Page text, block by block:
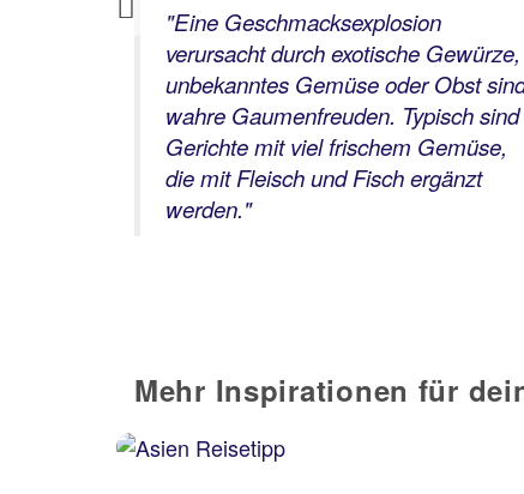
Previous
"Eine Geschmacksexplosion
verursacht durch exotische Gewürze,
unbekanntes Gemüse oder Obst
wahre Gaumenfreuden. Typisch sind
Gerichte mit viel frischem Gemüse,
die mit Fleisch und Fisch ergänzt
werden."
Mehr Inspirationen für